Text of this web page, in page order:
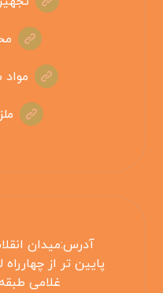
آدرس:میدان
پایین تر از
غلامی طبقه